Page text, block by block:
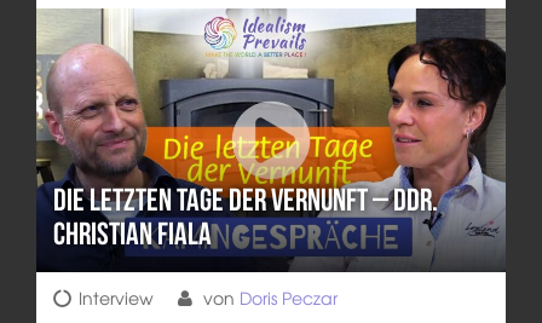
Die letzten Tage der Vernunft – DDr.
Christian Fiala
Interview von Doris Peczar